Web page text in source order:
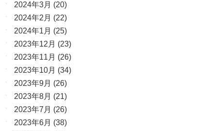
2024年3月 (20)
2024年2月 (22)
2024年1月 (25)
2023年12月 (23)
2023年11月 (26)
2023年10月 (34)
2023年9月 (26)
2023年8月 (21)
2023年7月 (26)
2023年6月 (38)